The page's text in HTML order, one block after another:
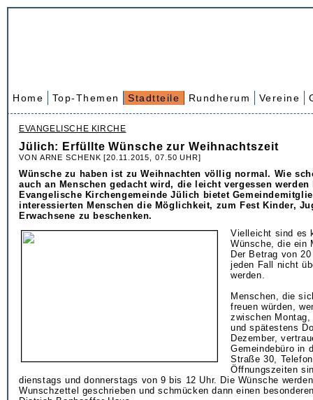
Home Top-Themen Stadtteile Rundherum Vereine
EVANGELISCHE KIRCHE
Jülich: Erfüllte Wünsche zur Weihnachtszeit
VON ARNE SCHENK [20.11.2015, 07.50 UHR]
Wünsche zu haben ist zu Weihnachten völlig normal. Wie
auch an Menschen gedacht wird, die leicht vergessen werden
Evangelische Kirchengemeinde Jülich bietet
interessierten Menschen die Möglichkeit, zum Fest Kinder,
Erwachsene zu beschenken.
Vielleicht sind es
Wünsche, die ein
Der Betrag von
jeden Fall nicht
werden.
Menschen, die
freuen würden,
zwischen
und spätestens
Dezember,
Gemeindebüro in
Straße 30,
Öffnungszeiten
dienstags und donnerstags von 9 bis 12 Uhr. Die Wünsche
Wunschzettel geschrieben und schmücken dann einen